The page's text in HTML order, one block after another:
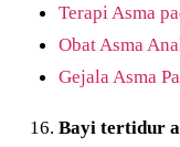
Terapi Asma
Obat Asma
Gejala Asma
Bayi tertidur